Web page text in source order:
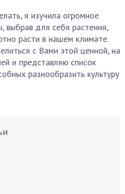
я изучила огромное
выбрав для себя растения,
расти в нашем климате.
с Вами этой ценной, на
и представляю список
разнообразить культуру